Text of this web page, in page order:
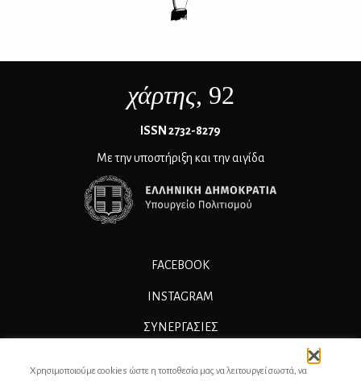
χάρτης, 92
ΙSSN 2732-8279
Με την υποστήριξη και την αιγίδα
FACEBOOK
INSTAGRAM
ΣΥΝΕΡΓΑΣΊΕΣ
Χρησιμοποιούμε cookies ώστε η τοποθεσία μας να λειτουργεί σωστά, να